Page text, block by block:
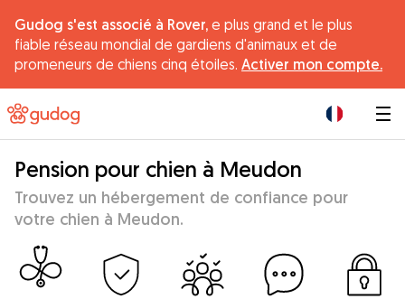
Gudog s'est associé à Rover, e plus grand et le plus
fiable réseau mondial de gardiens d'animaux et de
promeneurs de chiens cinq étoiles. Activer mon compte.
Pension pour chien à Meudon
Trouvez un hébergement de confiance pour
votre chien à Meudon.